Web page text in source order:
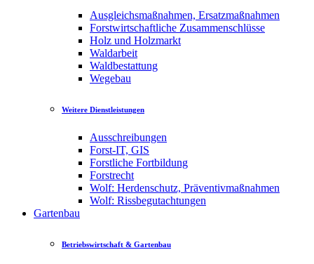
Ausgleichsmaßnahmen, Ersatzmaßnahmen
Forstwirtschaftliche Zusammenschlüsse
Holz und Holzmarkt
Waldarbeit
Waldbestattung
Wegebau
Weitere Dienstleistungen
Ausschreibungen
Forst-IT, GIS
Forstliche Fortbildung
Forstrecht
Wolf: Herdenschutz, Präventivmaßnahmen
Wolf: Rissbegutachtungen
Gartenbau
Betriebswirtschaft & Gartenbau